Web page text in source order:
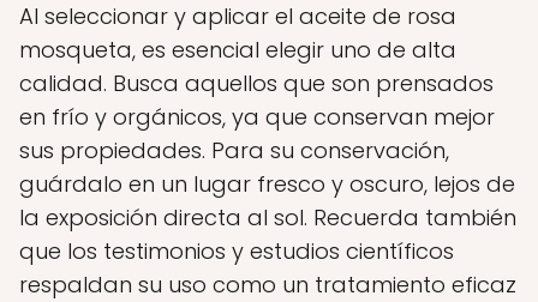
Al seleccionar y aplicar el aceite de rosa
mosqueta, es esencial elegir uno de alta
calidad. Busca aquellos que son prensados
en frío y orgánicos, ya que conservan mejor
sus propiedades. Para su conservación,
guárdalo en un lugar fresco y oscuro, lejos de
la exposición directa al sol. Recuerda también
que los testimonios y estudios científicos
respaldan su uso como un tratamiento eficaz